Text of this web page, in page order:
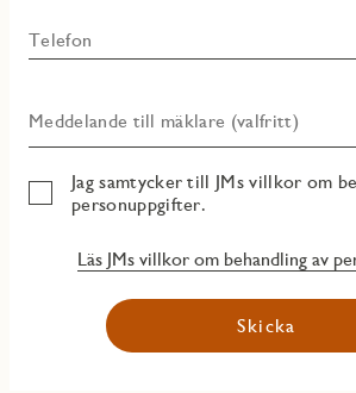
Telefon
Meddelande till mäklare (valfritt)
Jag samtycker till JMs villkor om
personuppgifter.
Läs JMs villkor om behandling av
Skicka